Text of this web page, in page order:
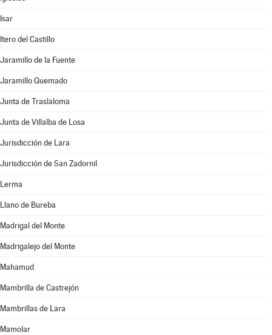
Isar
Itero del Castillo
Jaramillo de la Fuente
Jaramillo Quemado
Junta de Traslaloma
Junta de Villalba de Losa
Jurisdicción de Lara
Jurisdicción de San Zadornil
Lerma
Llano de Bureba
Madrigal del Monte
Madrigalejo del Monte
Mahamud
Mambrilla de Castrejón
Mambrillas de Lara
Mamolar